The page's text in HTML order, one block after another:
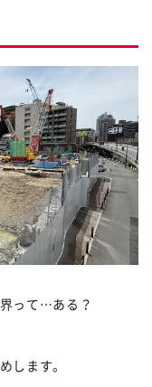
って…ある？
します。